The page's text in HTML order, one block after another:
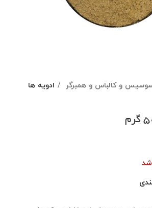
و کالباس و همبرگر ادویه ها